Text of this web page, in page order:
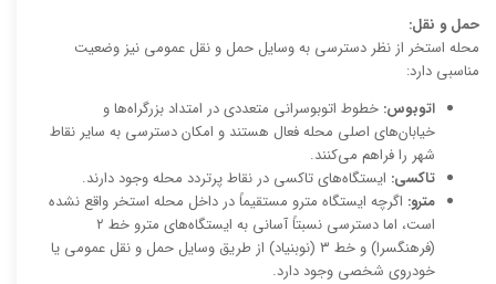
حمل و نقل:
محله استخر از نظر دسترسی به وسایل حمل و نقل عمومی نیز وضعیت
مناسبی دارد:
اتوبوس: خطوط اتوبوسرانی متعددی در امتداد بزرگراه‌ها و
خیابان‌های اصلی محله فعال هستند و امکان دسترسی به سایر نقاط
شهر را فراهم می‌کنند.
تاکسی: ایستگاه‌های تاکسی در نقاط پرتردد محله وجود دارند.
مترو: اگرچه ایستگاه مترو مستقیماً در داخل محله استخر واقع نشده
است، اما دسترسی نسبتاً آسانی به ایستگاه‌های مترو خط ۲
(فرهنگسرا) و خط ۳ (نوبنیاد) از طریق وسایل حمل و نقل عمومی یا
خودروی شخصی وجود دارد.